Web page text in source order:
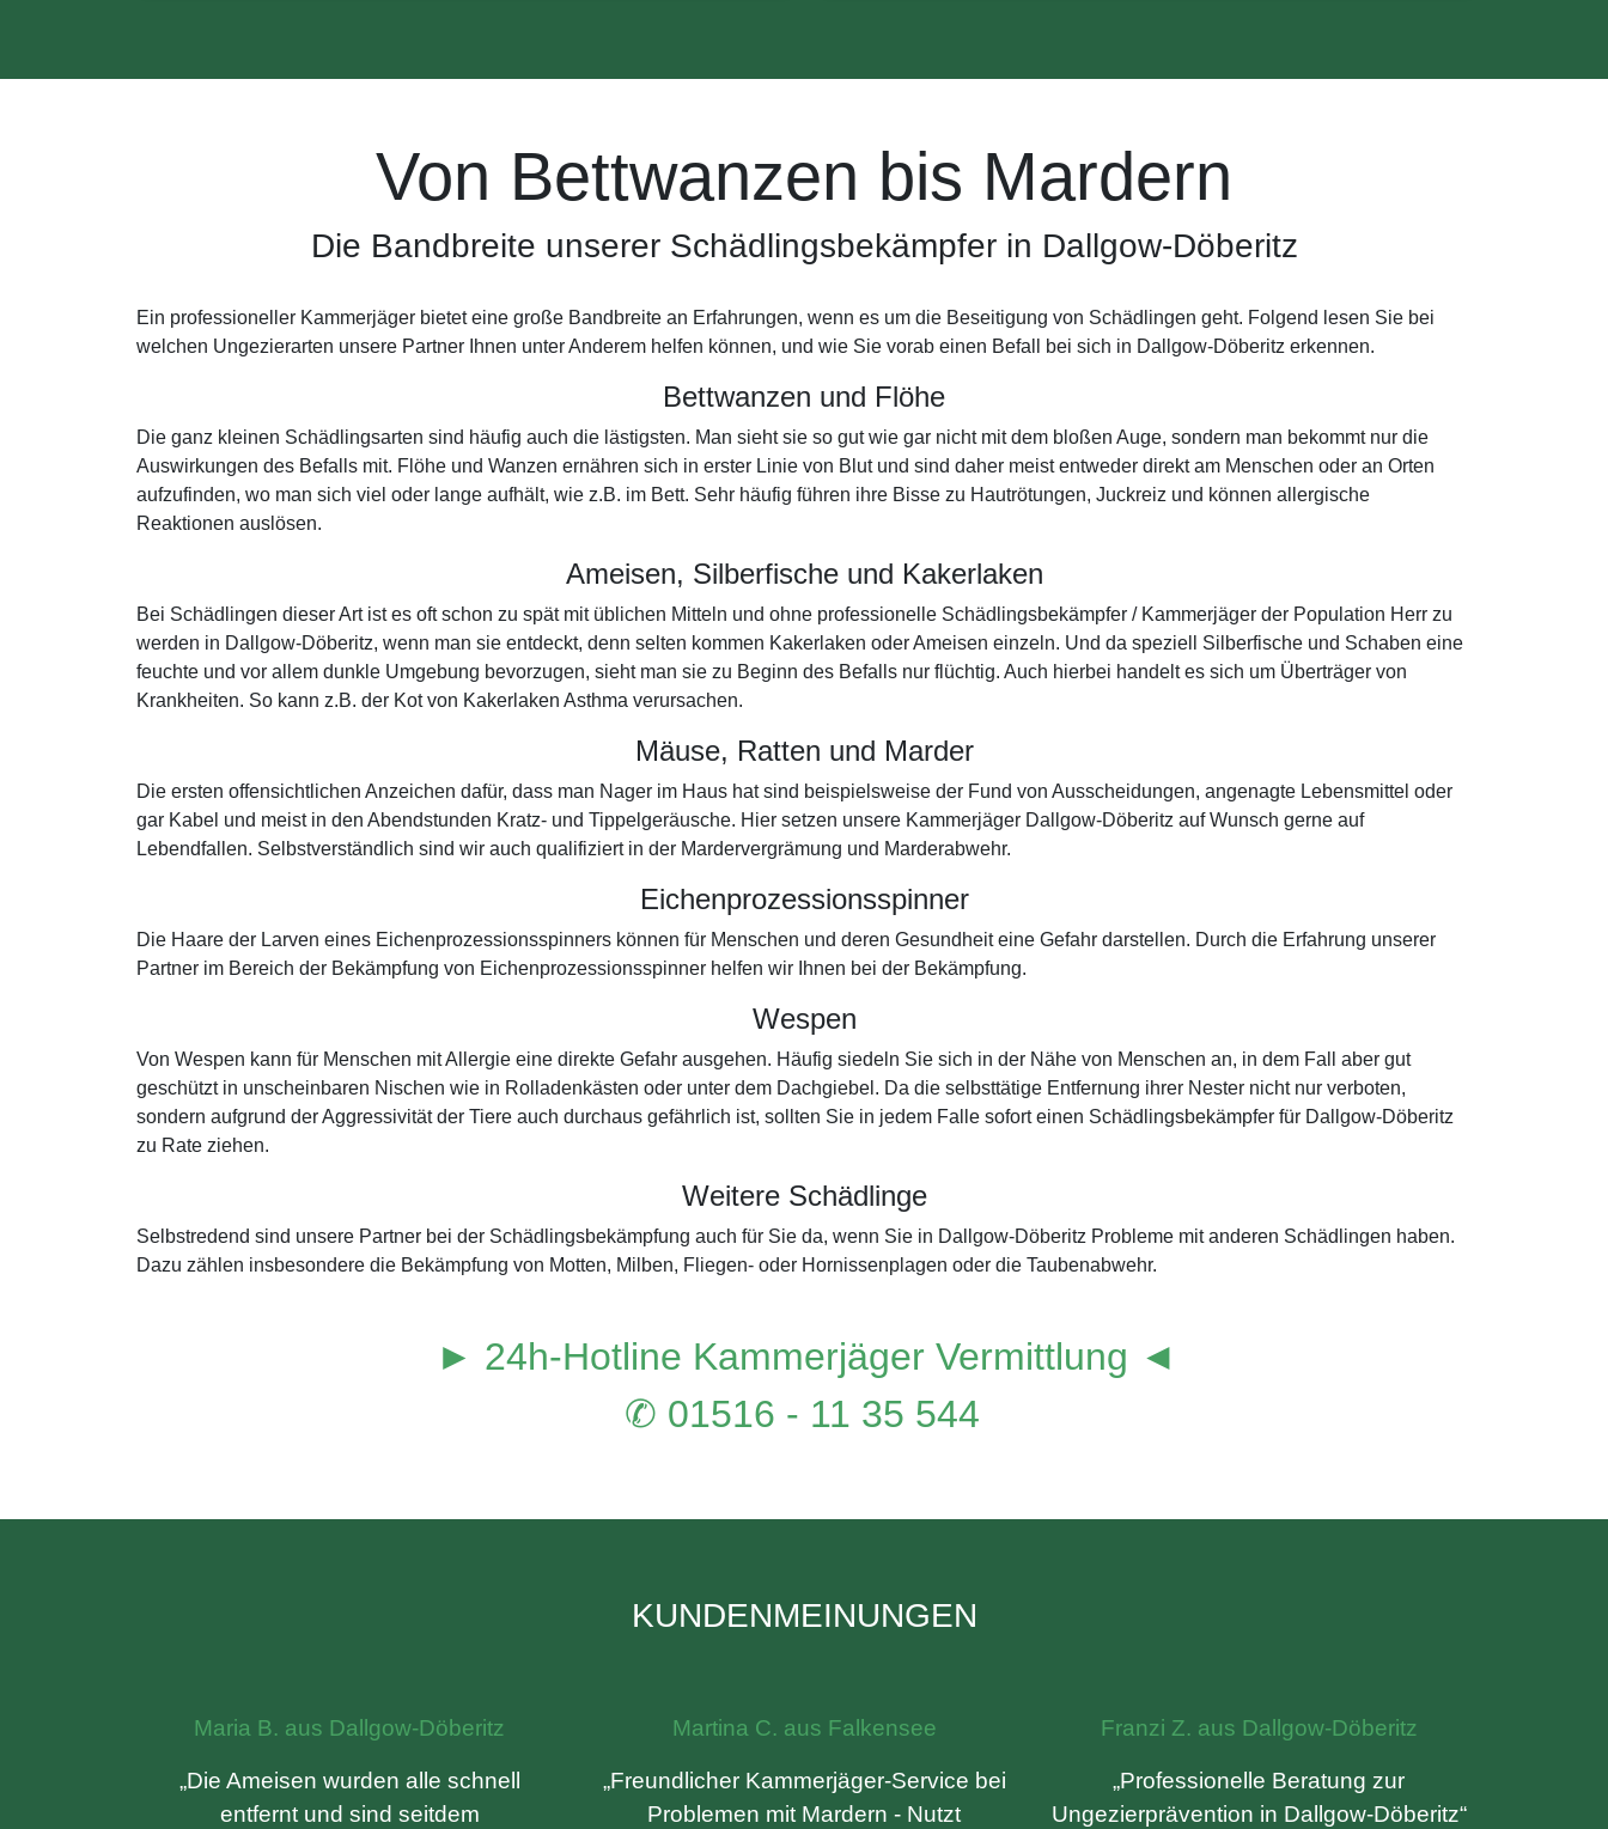
Von Bettwanzen bis Mardern
Die Bandbreite unserer Schädlingsbekämpfer in Dallgow-Döberitz
Ein professioneller Kammerjäger bietet eine große Bandbreite an Erfahrungen, wenn es um die Beseitigung von Schädlingen geht. Folgend lesen Sie bei
welchen Ungezierarten unsere Partner Ihnen unter Anderem helfen können, und wie Sie vorab einen Befall bei sich in Dallgow-Döberitz erkennen.
Bettwanzen und Flöhe
Die ganz kleinen Schädlingsarten sind häufig auch die lästigsten. Man sieht sie so gut wie gar nicht mit dem bloßen Auge, sondern man bekommt nur die
Auswirkungen des Befalls mit. Flöhe und Wanzen ernähren sich in erster Linie von Blut und sind daher meist entweder direkt am Menschen oder an Orten
aufzufinden, wo man sich viel oder lange aufhält, wie z.B. im Bett. Sehr häufig führen ihre Bisse zu Hautrötungen, Juckreiz und können allergische
Reaktionen auslösen.
Ameisen, Silberfische und Kakerlaken
Bei Schädlingen dieser Art ist es oft schon zu spät mit üblichen Mitteln und ohne professionelle Schädlingsbekämpfer / Kammerjäger der Population Herr zu
werden in Dallgow-Döberitz, wenn man sie entdeckt, denn selten kommen Kakerlaken oder Ameisen einzeln. Und da speziell Silberfische und Schaben eine
feuchte und vor allem dunkle Umgebung bevorzugen, sieht man sie zu Beginn des Befalls nur flüchtig. Auch hierbei handelt es sich um Überträger von
Krankheiten. So kann z.B. der Kot von Kakerlaken Asthma verursachen.
Mäuse, Ratten und Marder
Die ersten offensichtlichen Anzeichen dafür, dass man Nager im Haus hat sind beispielsweise der Fund von Ausscheidungen, angenagte Lebensmittel oder
gar Kabel und meist in den Abendstunden Kratz- und Tippelgeräusche. Hier setzen unsere Kammerjäger Dallgow-Döberitz auf Wunsch gerne auf
Lebendfallen. Selbstverständlich sind wir auch qualifiziert in der Mardervergrämung und Marderabwehr.
Eichenprozessionsspinner
Die Haare der Larven eines Eichenprozessionsspinners können für Menschen und deren Gesundheit eine Gefahr darstellen. Durch die Erfahrung unserer
Partner im Bereich der Bekämpfung von Eichenprozessionsspinner helfen wir Ihnen bei der Bekämpfung.
Wespen
Von Wespen kann für Menschen mit Allergie eine direkte Gefahr ausgehen. Häufig siedeln Sie sich in der Nähe von Menschen an, in dem Fall aber gut
geschützt in unscheinbaren Nischen wie in Rolladenkästen oder unter dem Dachgiebel. Da die selbsttätige Entfernung ihrer Nester nicht nur verboten,
sondern aufgrund der Aggressivität der Tiere auch durchaus gefährlich ist, sollten Sie in jedem Falle sofort einen Schädlingsbekämpfer für Dallgow-Döberitz
zu Rate ziehen.
Weitere Schädlinge
Selbstredend sind unsere Partner bei der Schädlingsbekämpfung auch für Sie da, wenn Sie in Dallgow-Döberitz Probleme mit anderen Schädlingen haben.
Dazu zählen insbesondere die Bekämpfung von Motten, Milben, Fliegen- oder Hornissenplagen oder die Taubenabwehr.
► 24h-Hotline Kammerjäger Vermittlung ◄
✆ 01516 - 11 35 544
KUNDENMEINUNGEN
Maria B. aus Dallgow-Döberitz
„Die Ameisen wurden alle schnell
entfernt und sind seitdem
Martina C. aus Falkensee
„Freundlicher Kammerjäger-Service bei
Problemen mit Mardern - Nutzt
Franzi Z. aus Dallgow-Döberitz
„Professionelle Beratung zur
Ungezierprävention in Dallgow-Döberitz“